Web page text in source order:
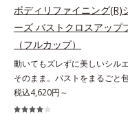
ち上げる設計で、美しいバスト
ンに整えます。脇も背中もすっ
補整脇からバック部は幅広設計
やわらかい背中のお肉をカバー
す。硬いセル芯ではなく、生
重に重ねて脇肉もしっかりホ
ド。後ろ姿もすっきりキレイに
します。
ボディリファイニング(R)
ーズ バストクロスアップ
（フルカップ）
動いてもズレずに美しいシル
そのまま。バストをまるごと
み、上向きバストへ。体にフィ
して、ラクな着用感のノンワイ
税込4,620円～